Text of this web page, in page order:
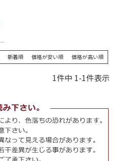
新着順 価格が安い順 価格が高い順
1件中 1-1件表示